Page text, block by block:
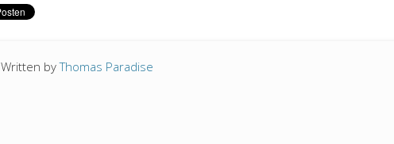
Written byThomas Paradise